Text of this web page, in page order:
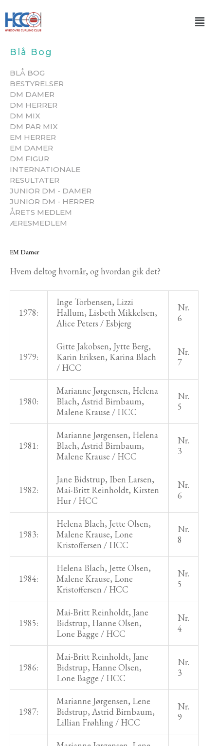
indholdet
Blå Bog
BLÅ BOG
BESTYRELSER
DM DAMER
DM HERRER
DM MIX
DM PAR MIX
EM HERRER
EM DAMER
DM FIGUR
INTERNATIONALE
RESULTATER
JUNIOR DM - DAMER
JUNIOR DM - HERRER
ÅRETS MEDLEM
ÆRESMEDLEM
EM Damer
Hvem deltog hvornår, og hvordan gik det?
1978:
Inge Torbensen, Lizzi
Hallum, Lisbeth Mikkelsen,
Alice Peters / Esbjerg
Nr.
6
1979:
Gitte Jakobsen, Jytte Berg,
Karin Eriksen, Karina Blach
/ HCC
Nr.
7
1980:
Marianne Jørgensen, Helena
Blach, Astrid Birnbaum,
Malene Krause / HCC
Nr.
5
1981:
Marianne Jørgensen, Helena
Blach, Astrid Birnbaum,
Malene Krause / HCC
Nr.
3
1982:
Jane Bidstrup, Iben Larsen,
Mai-Britt Reinholdt, Kirsten
Hur / HCC
Nr.
6
1983:
Helena Blach, Jette Olsen,
Malene Krause, Lone
Kristoffersen / HCC
Nr.
8
1984:
Helena Blach, Jette Olsen,
Malene Krause, Lone
Kristoffersen / HCC
Nr.
5
1985:
Mai-Britt Reinholdt, Jane
Bidstrup, Hanne Olsen,
Lone Bagge / HCC
Nr.
4
1986:
Mai-Britt Reinholdt, Jane
Bidstrup, Hanne Olsen,
Lone Bagge / HCC
Nr.
3
1987:
Marianne Jørgensen, Lene
Bidstrup, Astrid Birnbaum,
Lillian Frøhling / HCC
Nr.
9